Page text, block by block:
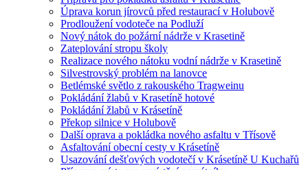
Úprava korun jírovců před restaurací v Holubově
Prodloužení vodoteče na Podluží
Nový nátok do požární nádrže v Krasetině
Zateplování stropu školy
Realizace nového nátoku vodní nádrže v Krasetině
Silvestrovský problém na lanovce
Betlémské světlo z rakouského Tragweinu
Pokládání žlabů v Krasetíně hotové
Pokládání žlabů v Krásetíně
Překop silnice v Holubově
Další oprava a pokládka nového asfaltu v Třísově
Asfaltování obecní cesty v Krásetíně
Usazování dešťových vodotečí v Krásetíně U Kuchařů